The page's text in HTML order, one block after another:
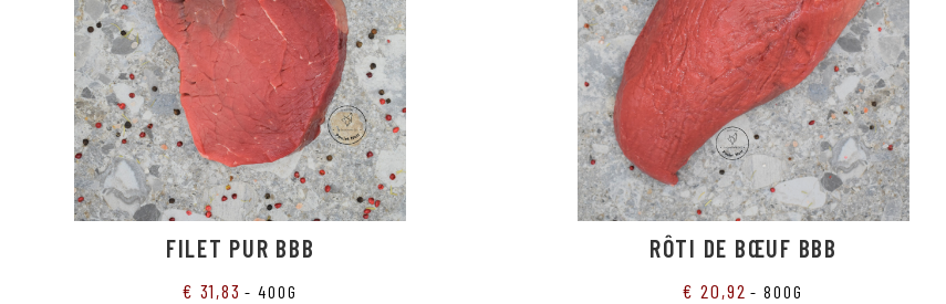
FILET PUR BBB
€ 31,83 - 400G
RÔTI DE BŒUF BBB
€ 20,92 - 800G